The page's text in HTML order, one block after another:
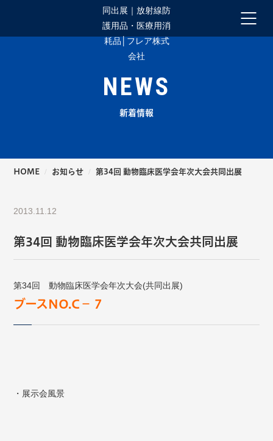
NEWS
新着情報
HOME お知らせ 第34回 動物臨床医学会年次大会共同出展
2013.11.12
第34回 動物臨床医学会年次大会共同出展
第34回 動物臨床医学会年次大会(共同出展)
ブースNO.C−７
・展示会風景